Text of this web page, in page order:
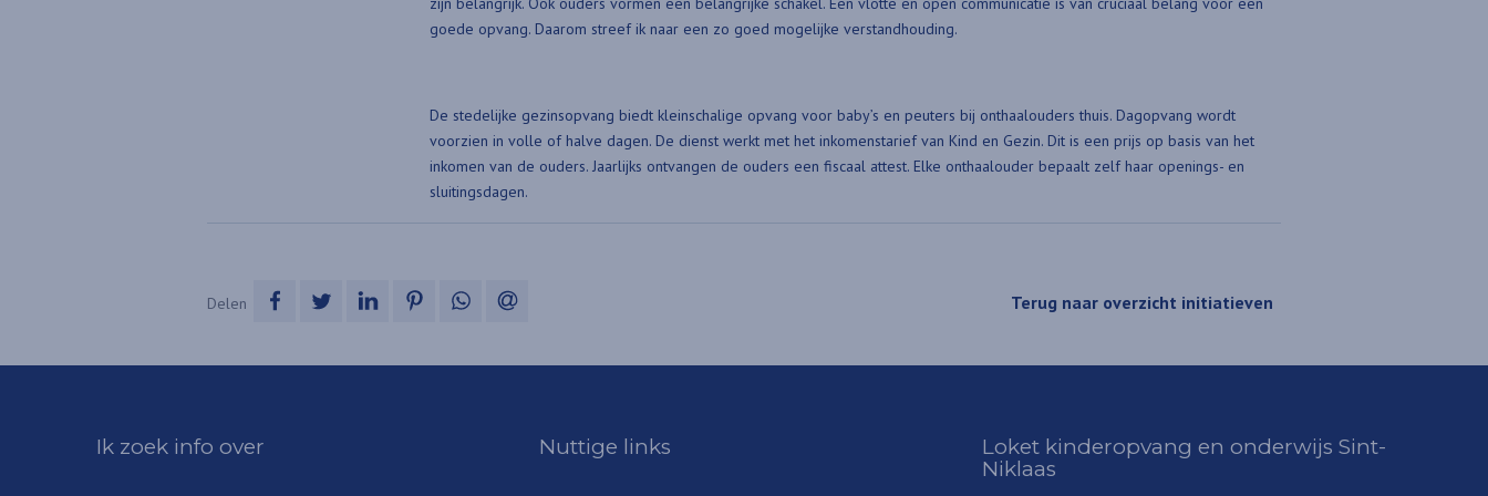
goede opvang. Daarom streef ik naar een zo goed mogelijke verstandhouding.
De stedelijke gezinsopvang biedt kleinschalige opvang voor baby’s en peuters bij onthaalouders thuis. Dagopvang wordt
voorzien in volle of halve dagen. De dienst werkt met het inkomenstarief van Kind en Gezin. Dit is een prijs op basis van het
inkomen van de ouders. Jaarlijks ontvangen de ouders een fiscaal attest. Elke onthaalouder bepaalt zelf haar openings- en
sluitingsdagen.
Delen op Facebookop Twitterop LinkedInop Pinterestop WhatsApp Terug naar overzicht initiatieven
Ik zoek info over Nuttige links
Loket kinderopvang en onderwijs Sint-
Niklaas